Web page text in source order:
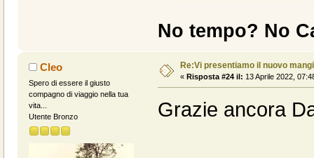
No tempo? No
Cleo
Spero di essere il giusto
compagno di viaggio nella tua
vita...
Utente Bronzo
Re:Vi presentiamo il nuovo
« Risposta #24 il: 13 Aprile 2022,
Grazie ancora